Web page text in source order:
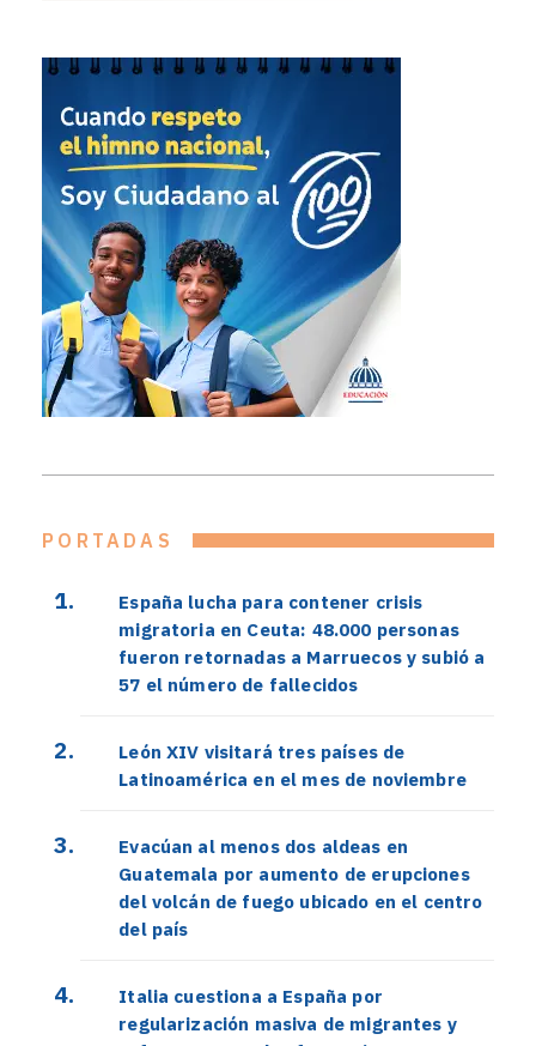
PORTADAS
España lucha para contener crisis
migratoria en Ceuta: 48.000 personas
fueron retornadas a Marruecos y subió a
57 el número de fallecidos
León XIV visitará tres países de
Latinoamérica en el mes de noviembre
Evacúan al menos dos aldeas en
Guatemala por aumento de erupciones
del volcán de fuego ubicado en el centro
del país
Italia cuestiona a España por
regularización masiva de migrantes y